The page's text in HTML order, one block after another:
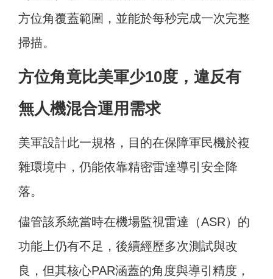
方位角覆蓋範圍，並能於每秒完成一次完整
掃描。
方位角竟比美軍少10度，違反有
無人機混合運用需求
美軍設計此一規格，目的在保障軍民機於複
雜環境中，仍能依靠精密雷達導引安全降
落。
儘管該系統當時在機場監視雷達（ASR）的
功能上仍有不足，後續經歷多次測試與改
良，但其核心PAR涵蓋的角度與導引精度，